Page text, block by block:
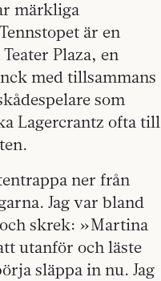
märkliga
är en
Plaza, en
med tillsammans
som
Lagercrantz ofta till
ner från
Jag var bland
och skrek: »Martina
utanför och läste
släppa in nu. Jag